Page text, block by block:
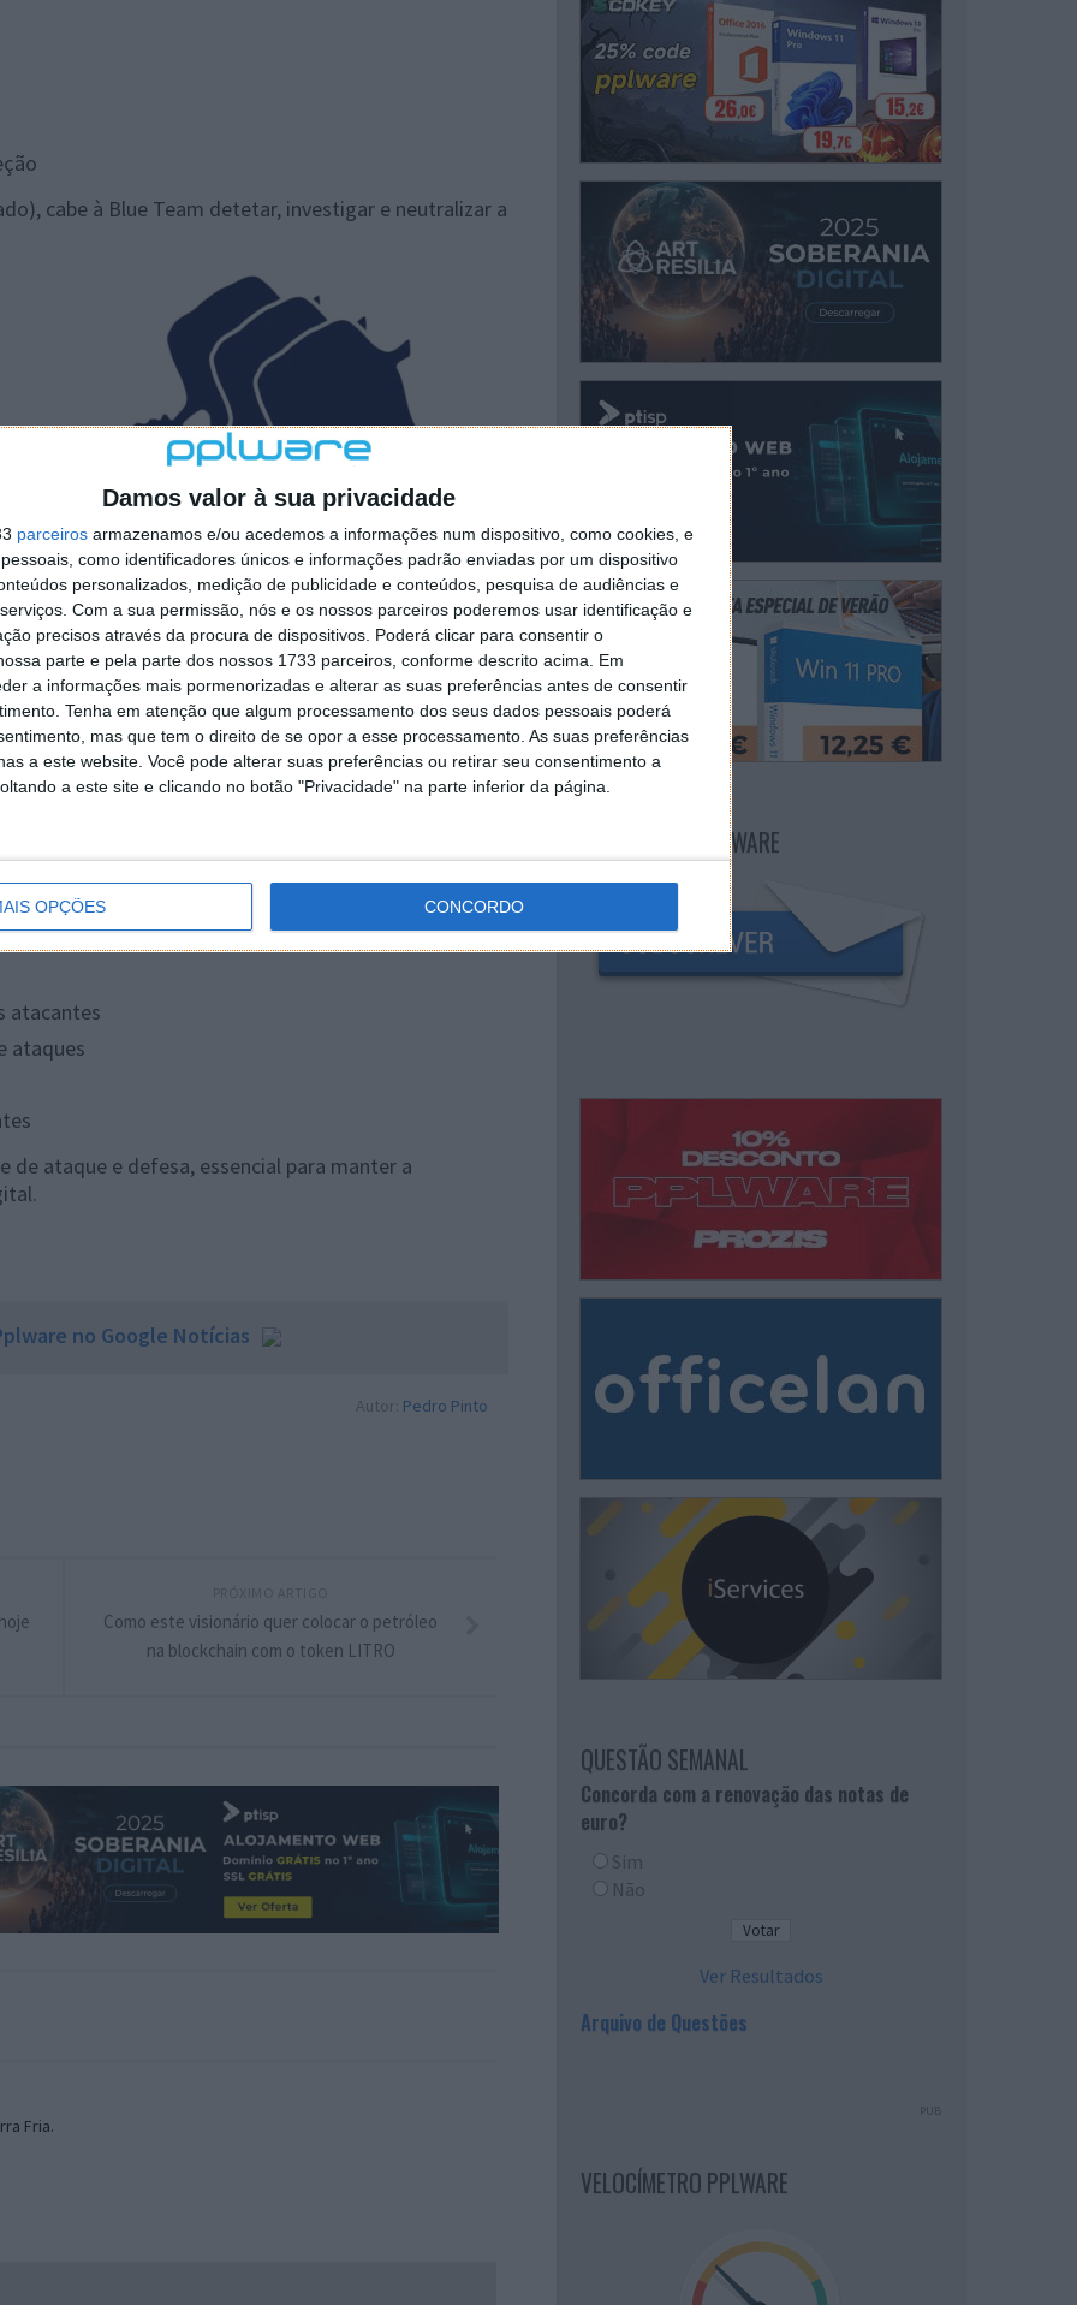
Damos valor à sua privacidade
parceiros armazenamos e/ou acedemos a informações num dispositivo, como cookies, e
como identificadores únicos e informações padrão enviadas por um dispositivo
personalizados, medição de publicidade e conteúdos, pesquisa de audiências e
Com a sua permissão, nós e os nossos parceiros poderemos usar identificação e
precisos através da procura de dispositivos. Poderá clicar para consentir o
parte e pela parte dos nossos 1733 parceiros, conforme descrito acima. Em
a informações mais pormenorizadas e alterar as suas preferências antes de consentir
Tenha em atenção que algum processamento dos seus dados pessoais poderá
mas que tem o direito de se opor a esse processamento. As suas preferências
a este website. Você pode alterar suas preferências ou retirar seu consentimento a
a este site e clicando no botão "Privacidade" na parte inferior da página.
OPÇÕES CONCORDO
cabe à Blue Team detetar, investigar e neutralizar a
equipas, muitas organizações adotam ainda o
promove a partilha de informação entre Red e Blue
resultem em melhorias rápidas nas defesas.
sofisticados e podem causar prejuízos financeiros,
de equipas Red Team e Blue Team permite às
atacantes
ataques
ataque e defesa, essencial para manter a
no Google Notícias
Autor: Pedro Pinto
Como este visionário quer colocar o petróleo
na blockchain com o token LITRO
Fria.
NEWSLETTER PPLWARE
QUESTÃO SEMANAL
Concorda com a renovação das notas de
euro?
Sim
Não
Ver Resultados
Arquivo de Questões
PUB
VELOCÍMETRO PPLWARE